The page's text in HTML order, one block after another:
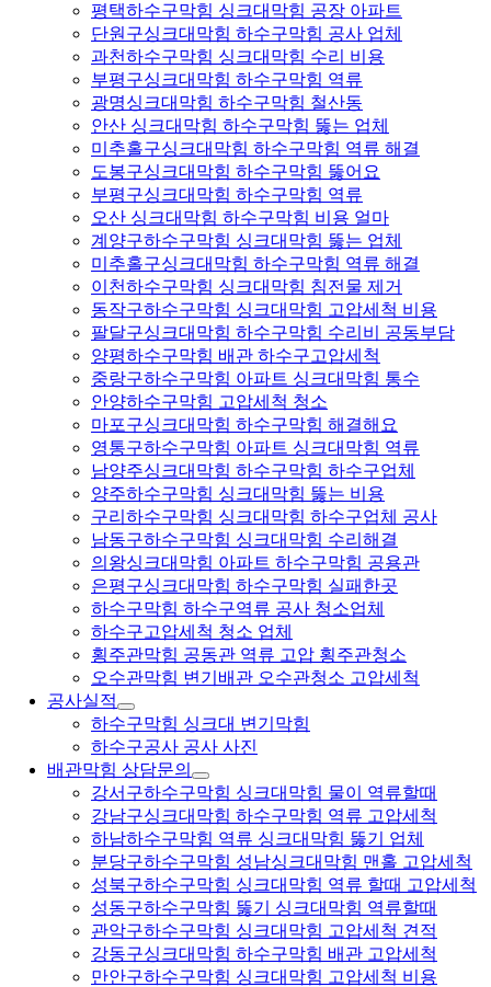
평택하수구막힘 싱크대막힘 공장 아파트
단원구싱크대막힘 하수구막힘 공사 업체
과천하수구막힘 싱크대막힘 수리 비용
부평구싱크대막힘 하수구막힘 역류
광명싱크대막힘 하수구막힘 철산동
안산 싱크대막힘 하수구막힘 뚫는 업체
미추홀구싱크대막힘 하수구막힘 역류 해결
도봉구싱크대막힘 하수구막힘 뚫어요
부평구싱크대막힘 하수구막힘 역류
오산 싱크대막힘 하수구막힘 비용 얼마
계양구하수구막힘 싱크대막힘 뚫는 업체
미추홀구싱크대막힘 하수구막힘 역류 해결
이천하수구막힘 싱크대막힘 침전물 제거
동작구하수구막힘 싱크대막힘 고압세척 비용
팔달구싱크대막힘 하수구막힘 수리비 공동부담
양평하수구막힘 배관 하수구고압세척
중랑구하수구막힘 아파트 싱크대막힘 통수
안양하수구막힘 고압세척 청소
마포구싱크대막힘 하수구막힘 해결해요
영통구하수구막힘 아파트 싱크대막힘 역류
남양주싱크대막힘 하수구막힘 하수구업체
양주하수구막힘 싱크대막힘 뚫는 비용
구리하수구막힘 싱크대막힘 하수구업체 공사
남동구하수구막힘 싱크대막힘 수리해결
의왕싱크대막힘 아파트 하수구막힘 공용관
은평구싱크대막힘 하수구막힘 실패한곳
하수구막힘 하수구역류 공사 청소업체
하수구고압세척 청소 업체
횡주관막힘 공동관 역류 고압 횡주관청소
오수관막힘 변기배관 오수관청소 고압세척
공사실적
하수구막힘 싱크대 변기막힘
하수구공사 공사 사진
배관막힘 상담문의
강서구하수구막힘 싱크대막힘 물이 역류할때
강남구싱크대막힘 하수구막힘 역류 고압세척
하남하수구막힘 역류 싱크대막힘 뚫기 업체
분당구하수구막힘 성남싱크대막힘 맨홀 고압세척
성북구하수구막힘 싱크대막힘 역류 할때 고압세척
성동구하수구막힘 뚫기 싱크대막힘 역류할때
관악구하수구막힘 싱크대막힘 고압세척 견적
강동구싱크대막힘 하수구막힘 배관 고압세척
만안구하수구막힘 싱크대막힘 고압세척 비용